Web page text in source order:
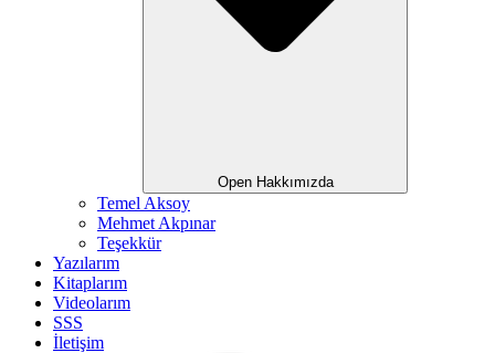
Open Hakkımızda
Temel Aksoy
Mehmet Akpınar
Teşekkür
Yazılarım
Kitaplarım
Videolarım
SSS
İletişim